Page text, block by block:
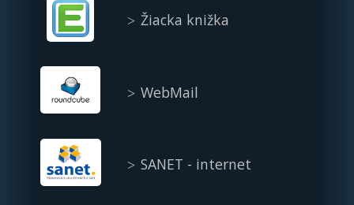
Žiacka knižka
WebMail
SANET - internet